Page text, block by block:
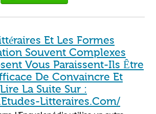
Et Les Formes
Souvent Complexes
Vous Paraissent-Ils Être
De Convaincre Et
La Suite Sur :
Litteraires.Com/